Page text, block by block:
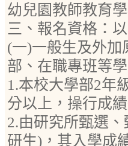
幼兒園教師教育
三、報名資格：
(一)一般生及外
部、在職專班等
1.本校大學部2年
分以上，操行成
2.由研究所甄選
研生)，其入學成